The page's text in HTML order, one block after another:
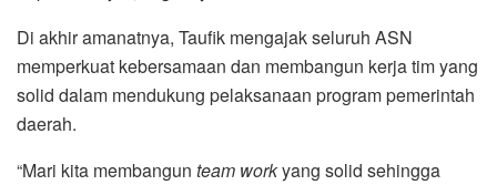
Di akhir amanatnya, Taufik mengajak seluruh ASN
memperkuat kebersamaan dan membangun kerja tim yang
solid dalam mendukung pelaksanaan program pemerintah
daerah.
“Mari kita membangun team workyang solid sehingga